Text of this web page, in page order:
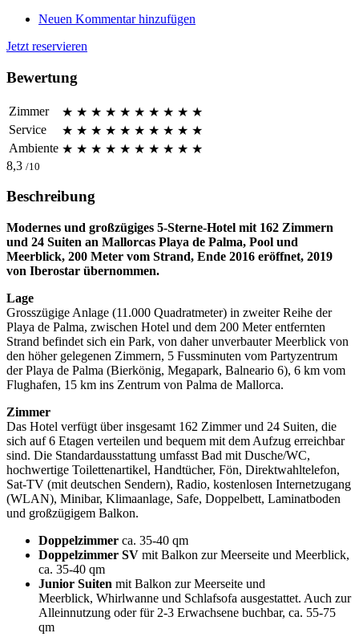
Neuen Kommentar hinzufügen
Jetzt reservieren
Bewertung
Zimmer ★ ★ ★ ★ ★ ★ ★ ★ ★ ★
Service
★ ★ ★ ★ ★ ★ ★ ★ ★ ★
Ambiente ★ ★ ★ ★ ★ ★ ★ ★ ★ ★
8,3 /10
Beschreibung
Modernes und großzügiges 5-Sterne-Hotel mit 162 Zimmern
und 24 Suiten an Mallorcas Playa de Palma, Pool und
Meerblick, 200 Meter vom Strand, Ende 2016 eröffnet, 2019
von Iberostar übernommen.
Lage
Grosszügige Anlage (11.000 Quadratmeter) in zweiter Reihe der
Playa de Palma, zwischen Hotel und dem 200 Meter entfernten
Strand befindet sich ein Park, von daher unverbauter Meerblick von
den höher gelegenen Zimmern, 5 Fussminuten vom Partyzentrum
der Playa de Palma (Bierkönig, Megapark, Balneario 6), 6 km vom
Flughafen, 15 km ins Zentrum von Palma de Mallorca.
Zimmer
Das Hotel verfügt über insgesamt 162 Zimmer und 24 Suiten, die
sich auf 6 Etagen verteilen und bequem mit dem Aufzug erreichbar
sind. Die Standardausstattung umfasst Bad mit Dusche/WC,
hochwertige Toilettenartikel, Handtücher, Fön, Direktwahltelefon,
Sat-TV (mit deutschen Sendern), Radio, kostenlosen Internetzugang
(WLAN), Minibar, Klimaanlage, Safe, Doppelbett, Laminatboden
und großzügigem Balkon.
Doppelzimmer ca. 35-40 qm
Doppelzimmer SV mit Balkon zur Meerseite und Meerblick,
ca. 35-40 qm
Junior Suiten mit Balkon zur Meerseite und
Meerblick, Whirlwanne und Schlafsofa ausgestattet. Auch zur
Alleinnutzung oder für 2-3 Erwachsene buchbar, ca. 55-75
qm